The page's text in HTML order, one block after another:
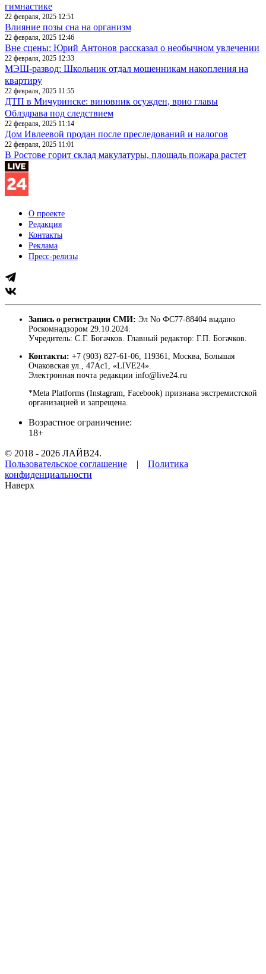
гимнастике
22 февраля, 2025 12:51
Влияние позы сна на организм
22 февраля, 2025 12:46
Вне сцены: Юрий Антонов рассказал о необычном увлечении
22 февраля, 2025 12:33
МЭШ-развод: Школьник отдал мошенникам накопления на
квартиру
22 февраля, 2025 11:55
ДТП в Мичуринске: виновник осужден, врио главы
Облздрава под следствием
22 февраля, 2025 11:14
Дом Ивлеевой продан после преследований и налогов
22 февраля, 2025 11:01
В Ростове горит склад макулатуры, площадь пожара растет
О проекте
Редакция
Контакты
Реклама
Пресс-релизы
Запись о регистрации СМИ: Эл No ФС77-88404 выдано
Роскомнадзором 29.10.2024.
Учредитель: С.Г. Богачков. Главный редактор: Г.П. Богачков.
Контакты: +7 (903) 827-61-06, 119361, Москва, Большая
Очаковская ул., 47Ас1, «LIVE24».
Электронная почта редакции info@live24.ru
*Meta Platforms (Instagram, Facebook) признана экстремистской
организацией и запрещена.
Возрастное ограничение:
18+
© 2018 - 2026 ЛАЙВ24.
Пользовательское соглашение | Политика
конфиденциальности
Наверх